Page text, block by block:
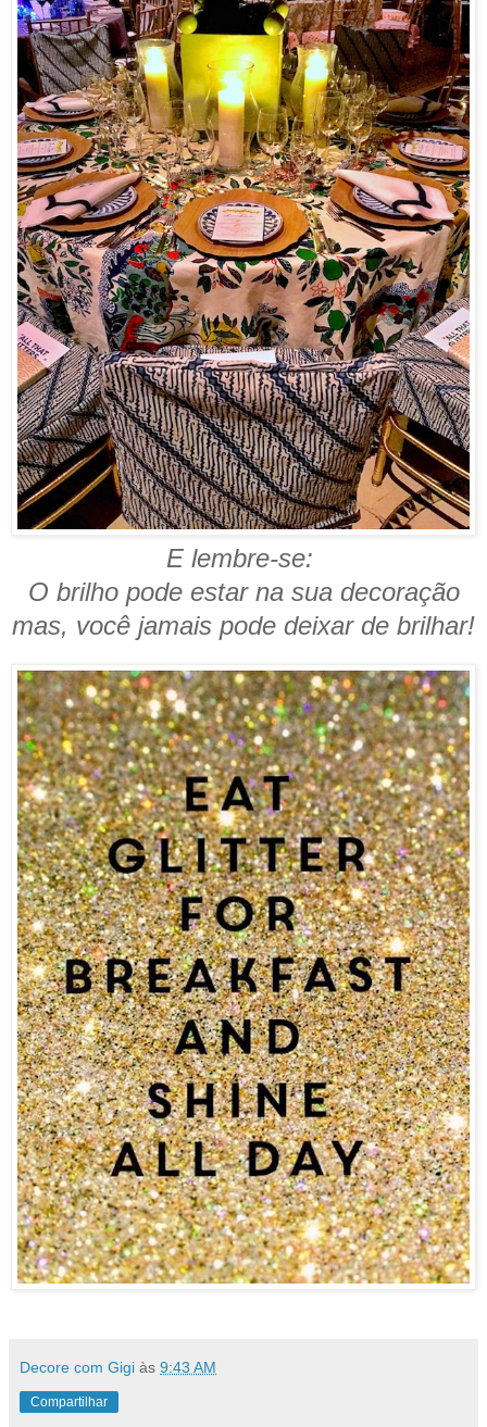
E lembre-se:
O brilho pode estar na sua decoração
mas, você jamais pode deixar de brilhar!
Decore com Gigi às 9:43 AM
Compartilhar